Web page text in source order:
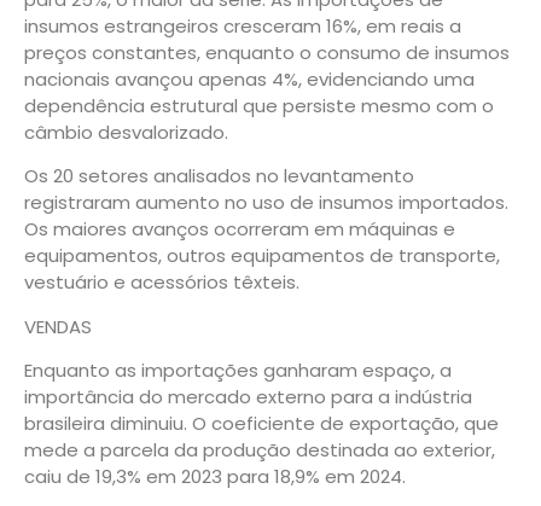
insumos estrangeiros cresceram 16%, em reais a
preços constantes, enquanto o consumo de insumos
nacionais avançou apenas 4%, evidenciando uma
dependência estrutural que persiste mesmo com o
câmbio desvalorizado.
Os 20 setores analisados no levantamento
registraram aumento no uso de insumos importados.
Os maiores avanços ocorreram em máquinas e
equipamentos, outros equipamentos de transporte,
vestuário e acessórios têxteis.
VENDAS
Enquanto as importações ganharam espaço, a
importância do mercado externo para a indústria
brasileira diminuiu. O coeficiente de exportação, que
mede a parcela da produção destinada ao exterior,
caiu de 19,3% em 2023 para 18,9% em 2024.